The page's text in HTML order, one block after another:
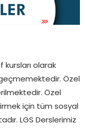
kursları olarak
geçmemektedir. Özel
Özel
için tüm sosyal
LGS Derslerimiz